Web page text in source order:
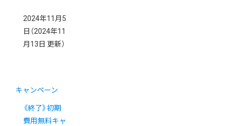
2024年11月5
日 （2024年11
月13日 更新）
キャンペーン
《終了》初期
費用無料キャ